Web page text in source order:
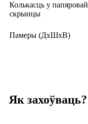
Колькасць у папяровай
скрынцы
Памеры (ДхШхВ)
Як захоўваць?